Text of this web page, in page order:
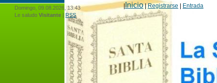
Domingo, 09.08.2026, 13:43
Le saludo Visitante | RSS
|Inicio|Registrarse Entrada